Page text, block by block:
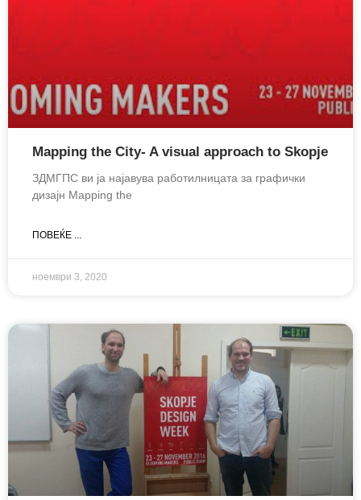
Mapping the City- A visual approach to Skopje
ЗДМГПС ви ја најавува работилницата за графички
дизајн Mapping the
ПОВЕЌЕ ...
ноември 3, 2020